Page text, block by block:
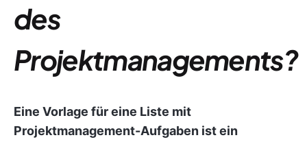
des
Projektmanagements?
Eine Vorlage für eine Liste mit
Projektmanagement-Aufgaben ist ein